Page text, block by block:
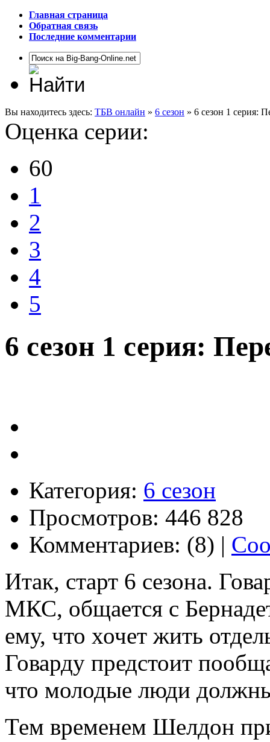
Главная страница
Обратная связь
Последние комментарии
Вы находитесь здесь: ТБВ онлайн » 6 сезон » 6 сезон 1 серия:
Оценка серии:
60
1
2
3
4
5
6 сезон 1 серия:
Категория: 6 сезон
Просмотров: 446 828
Комментариев: (8) |
Итак, старт 6 сезона.
МКС, общается с
ему, что хочет жить
Говарду предстоит
что молодые люди
Тем временем Шелдон